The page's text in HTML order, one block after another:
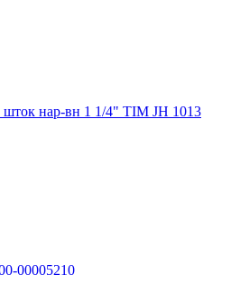
нар-вн 1 1/4" TIM JH 1013